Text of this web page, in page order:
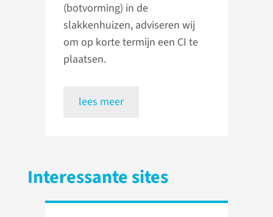
(botvorming) in de
slakkenhuizen, adviseren wij
om op korte termijn een CI te
plaatsen.
lees meer
Interessante sites